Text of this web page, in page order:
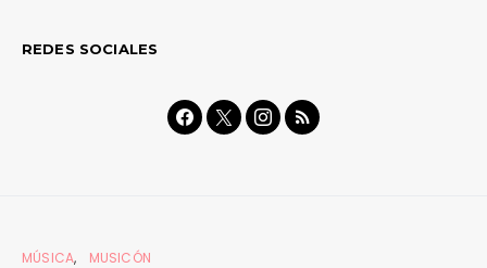
REDES SOCIALES
MÚSICA MUSICÓN